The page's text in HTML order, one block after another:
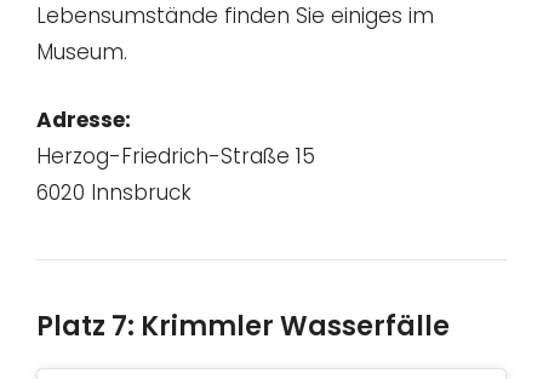
Lebensumstände finden Sie einiges im
Museum.
Adresse:
Herzog-Friedrich-Straße 15
6020 Innsbruck
Platz 7: Krimmler Wasserfälle